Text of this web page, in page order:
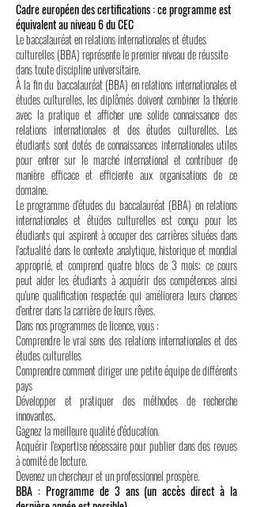
Cadre européen des certifications : ce programme est
équivalent au niveau 6 du CEC
Le baccalauréat en relations internationales et études
culturelles (BBA) représente le premier niveau de réussite
dans toute discipline universitaire.
À la fin du baccalauréat (BBA) en relations internationales et
études culturelles, les diplômés doivent combiner la théorie
avec la pratique et afficher une solide connaissance des
relations internationales et des études culturelles. Les
étudiants sont dotés de connaissances internationales utiles
pour entrer sur le marché international et contribuer de
manière efficace et efficiente aux organisations de ce
domaine.
Le programme d'études du baccalauréat (BBA) en relations
internationales et études culturelles est conçu pour les
étudiants qui aspirent à occuper des carrières situées dans
l'actualité dans le contexte analytique, historique et mondial
approprié, et comprend quatre blocs de 3 mois; ce cours
peut aider les étudiants à acquérir des compétences ainsi
qu'une qualification respectée qui améliorera leurs chances
d'entrer dans la carrière de leurs rêves.
Dans nos programmes de licence, vous :
Comprendre le vrai sens des relations internationales et des
études culturelles
Comprendre comment diriger une petite équipe de différents
pays
Développer et pratiquer des méthodes de recherche
innovantes.
Gagnez la meilleure qualité d'éducation.
Acquérir l'expertise nécessaire pour publier dans des revues
à comité de lecture.
Devenez un chercheur et un professionnel prospère.
BBA : Programme de 3 ans (un accès direct à la